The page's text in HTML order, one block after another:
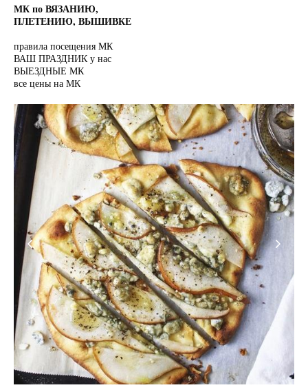
МК по ВЯЗАНИЮ,
ПЛЕТЕНИЮ, ВЫШИВКЕ
правила посещения МК
ВАШ ПРАЗДНИК у нас
ВЫЕЗДНЫЕ МК
все цены на МК